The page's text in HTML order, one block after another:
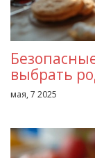
выбрать
мая, 7 2025